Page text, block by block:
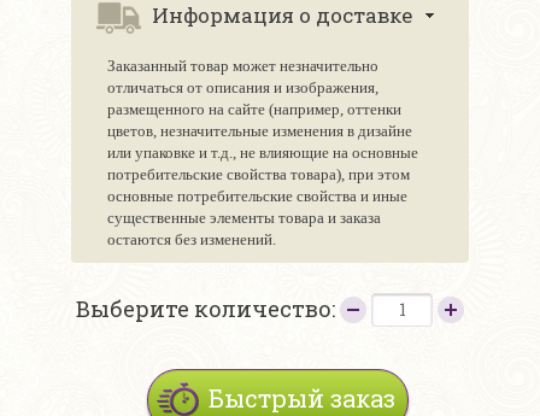
Информация о доставке
Заказанный товар может незначительно
отличаться от описания и изображения,
размещенного на сайте (например, оттенки
цветов, незначительные изменения в дизайне
или упаковке и т.д., не влияющие на основные
потребительские свойства товара), при этом
основные потребительские свойства и иные
существенные элементы товара и заказа
остаются без изменений.
Выберите количество:
Быстрый заказ